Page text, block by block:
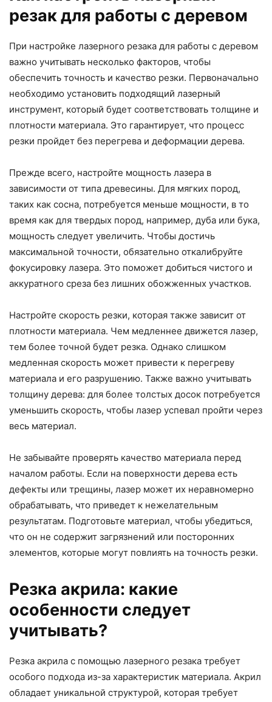
резак для работы с деревом
При настройке лазерного резака для работы с деревом
важно учитывать несколько факторов, чтобы
обеспечить точность и качество резки. Первоначально
необходимо установить подходящий лазерный
инструмент, который будет соответствовать толщине и
плотности материала. Это гарантирует, что процесс
резки пройдет без перегрева и деформации дерева.
Прежде всего, настройте мощность лазера в
зависимости от типа древесины. Для мягких пород,
таких как сосна, потребуется меньше мощности, в то
время как для твердых пород, например, дуба или бука,
мощность следует увеличить. Чтобы достичь
максимальной точности, обязательно откалибруйте
фокусировку лазера. Это поможет добиться чистого и
аккуратного среза без лишних обожженных участков.
Настройте скорость резки, которая также зависит от
плотности материала. Чем медленнее движется лазер,
тем более точной будет резка. Однако слишком
медленная скорость может привести к перегреву
материала и его разрушению. Также важно учитывать
толщину дерева: для более толстых досок потребуется
уменьшить скорость, чтобы лазер успевал пройти через
весь материал.
Не забывайте проверять качество материала перед
началом работы. Если на поверхности дерева есть
дефекты или трещины, лазер может их неравномерно
обрабатывать, что приведет к нежелательным
результатам. Подготовьте материал, чтобы убедиться,
что он не содержит загрязнений или посторонних
элементов, которые могут повлиять на точность резки.
Резка акрила: какие
особенности следует
учитывать?
Резка акрила с помощью лазерного резака требует
особого подхода из-за характеристик материала. Акрил
обладает уникальной структурой, которая требует